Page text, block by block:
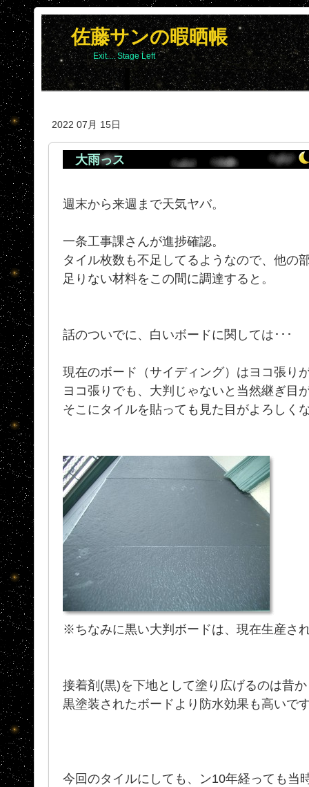
佐藤サンの暇晒帳
Exit.... Stage Left
2022 07月 15日
大雨っス
週末から来週まで天気ヤバ。
一条工事課さんが進捗確認。
タイル枚数も不足してるようなので、他の
足りない材料をこの間に調達すると。
話のついでに、白いボードに関しては･･･
現在のボード（サイディング）はヨコ張り
ヨコ張りでも、大判じゃないと当然継ぎ目
そこにタイルを貼っても見た目がよろしく
※ちなみに黒い大判ボードは、現在生産さ
接着剤(黒)を下地として塗り広げるのは昔
黒塗装されたボードより防水効果も高いで
今回のタイルにしても、ン10年経っても当